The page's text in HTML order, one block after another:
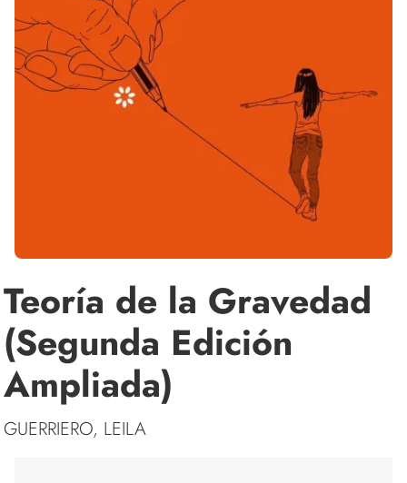
Teoría de la Gravedad
(Segunda Edición
Ampliada)
GUERRIERO, LEILA